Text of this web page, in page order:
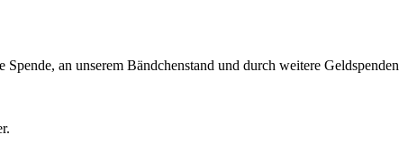
an unserem Bändchenstand und durch weitere Geldspenden